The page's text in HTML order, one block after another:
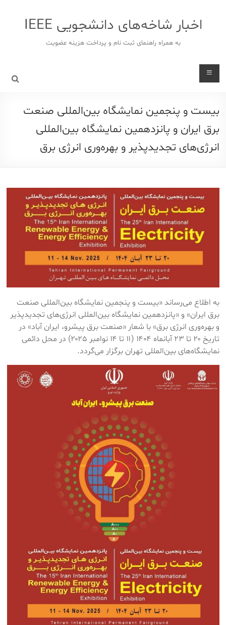
اخبار شاخه‌های دانشجویی IEEE
به همراه راهنمای ثبت نام و پرداخت هزینه عضویت
بیست‌ و‌ پنجمین نمایشگاه بین‌المللی صنعت
برق ایران و پانزدهمین نمایشگاه بین‌المللی
انرژی‌های تجدیدپذیر و بهره‌وری انرژی برق
به اطلاع می‌رساند «بیست‌ و‌ پنجمین نمایشگاه بین‌المللی صنعت
برق ایران» و «پانزدهمین نمایشگاه بین‌المللی انرژی‌های تجدیدپذیر
و بهره‌وری انرژی برق» با شعار «صنعت برق پیشرو، ایران آباد» در
تاریخ ۲۰ تا ۲۳ آبانماه ۱۴۰۴ (۱۱ تا ۱۴ نوامبر ۲۰۲۵) در محل دائمی
نمایشگاه‌های بین‌المللی تهران برگزار می‌گردد.